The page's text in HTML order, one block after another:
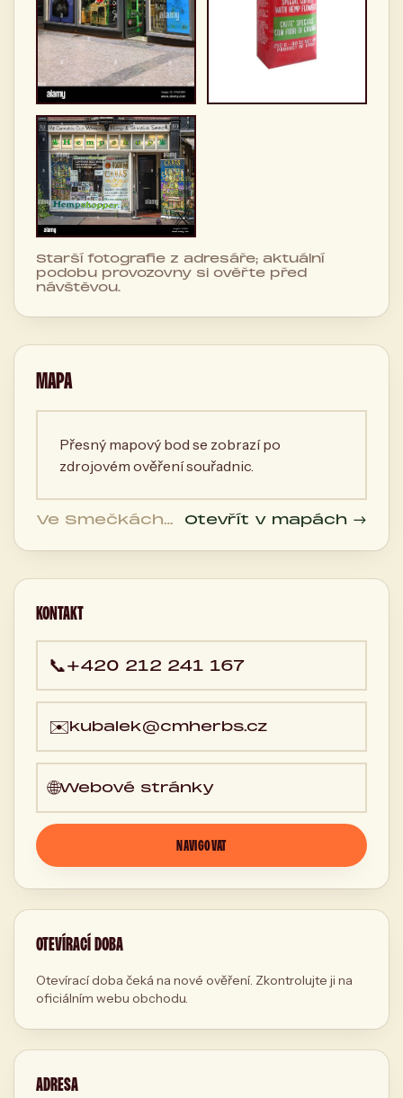
Starší fotografie z adresáře; aktuální
podobu provozovny si ověřte před
návštěvou.
MAPA
Přesný mapový bod se zobrazí po
zdrojovém ověření souřadnic.
Ve Smečkách
Praha 1, 110 00
Otevřít v mapách →
KONTAKT
📞+420 212 241 167
✉️kubalek@cmherbs.cz
🌐Webové stránky
NAVIGOVAT
OTEVÍRACÍ DOBA
Otevírací doba čeká na nové ověření. Zkontrolujte ji na
oficiálním webu obchodu.
ADRESA